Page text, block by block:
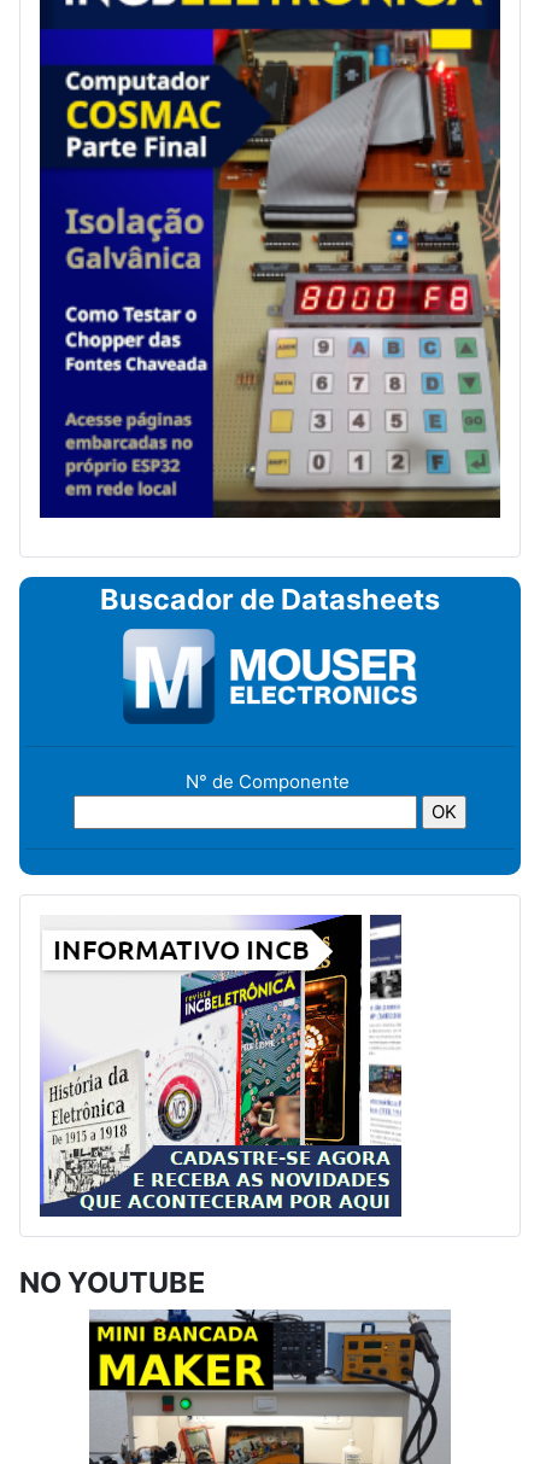
Buscador de Datasheets
N° de Componente
NO YOUTUBE